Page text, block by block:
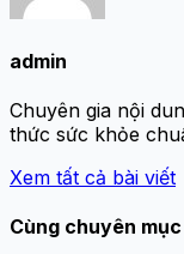
admin
Chuyên gia nội
thức sức khỏe
Xem tất cả bài viết
Cùng chuyên mục